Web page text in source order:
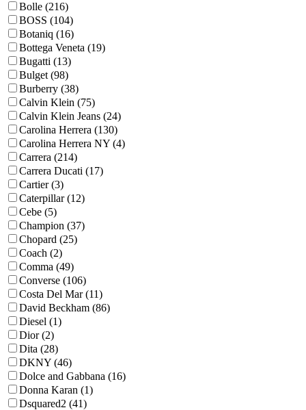
Bolle (216)
BOSS (104)
Botaniq (16)
Bottega Veneta (19)
Bugatti (13)
Bulget (98)
Burberry (38)
Calvin Klein (75)
Calvin Klein Jeans (24)
Carolina Herrera (130)
Carolina Herrera NY (4)
Carrera (214)
Carrera Ducati (17)
Cartier (3)
Caterpillar (12)
Cebe (5)
Champion (37)
Chopard (25)
Coach (2)
Comma (49)
Converse (106)
Costa Del Mar (11)
David Beckham (86)
Diesel (1)
Dior (2)
Dita (28)
DKNY (46)
Dolce and Gabbana (16)
Donna Karan (1)
Dsquared2 (41)